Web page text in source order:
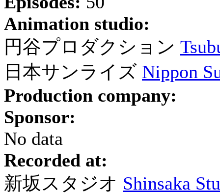
Animation studio:
円谷プロダクション
日本サンライズ Nippon
Production company:
Sponsor:
No data
Recorded at:
新坂スタジオ Shinsaka